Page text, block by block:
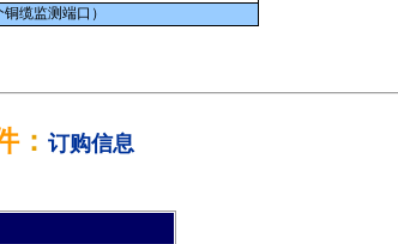
缆监测端口）
： 订购信息